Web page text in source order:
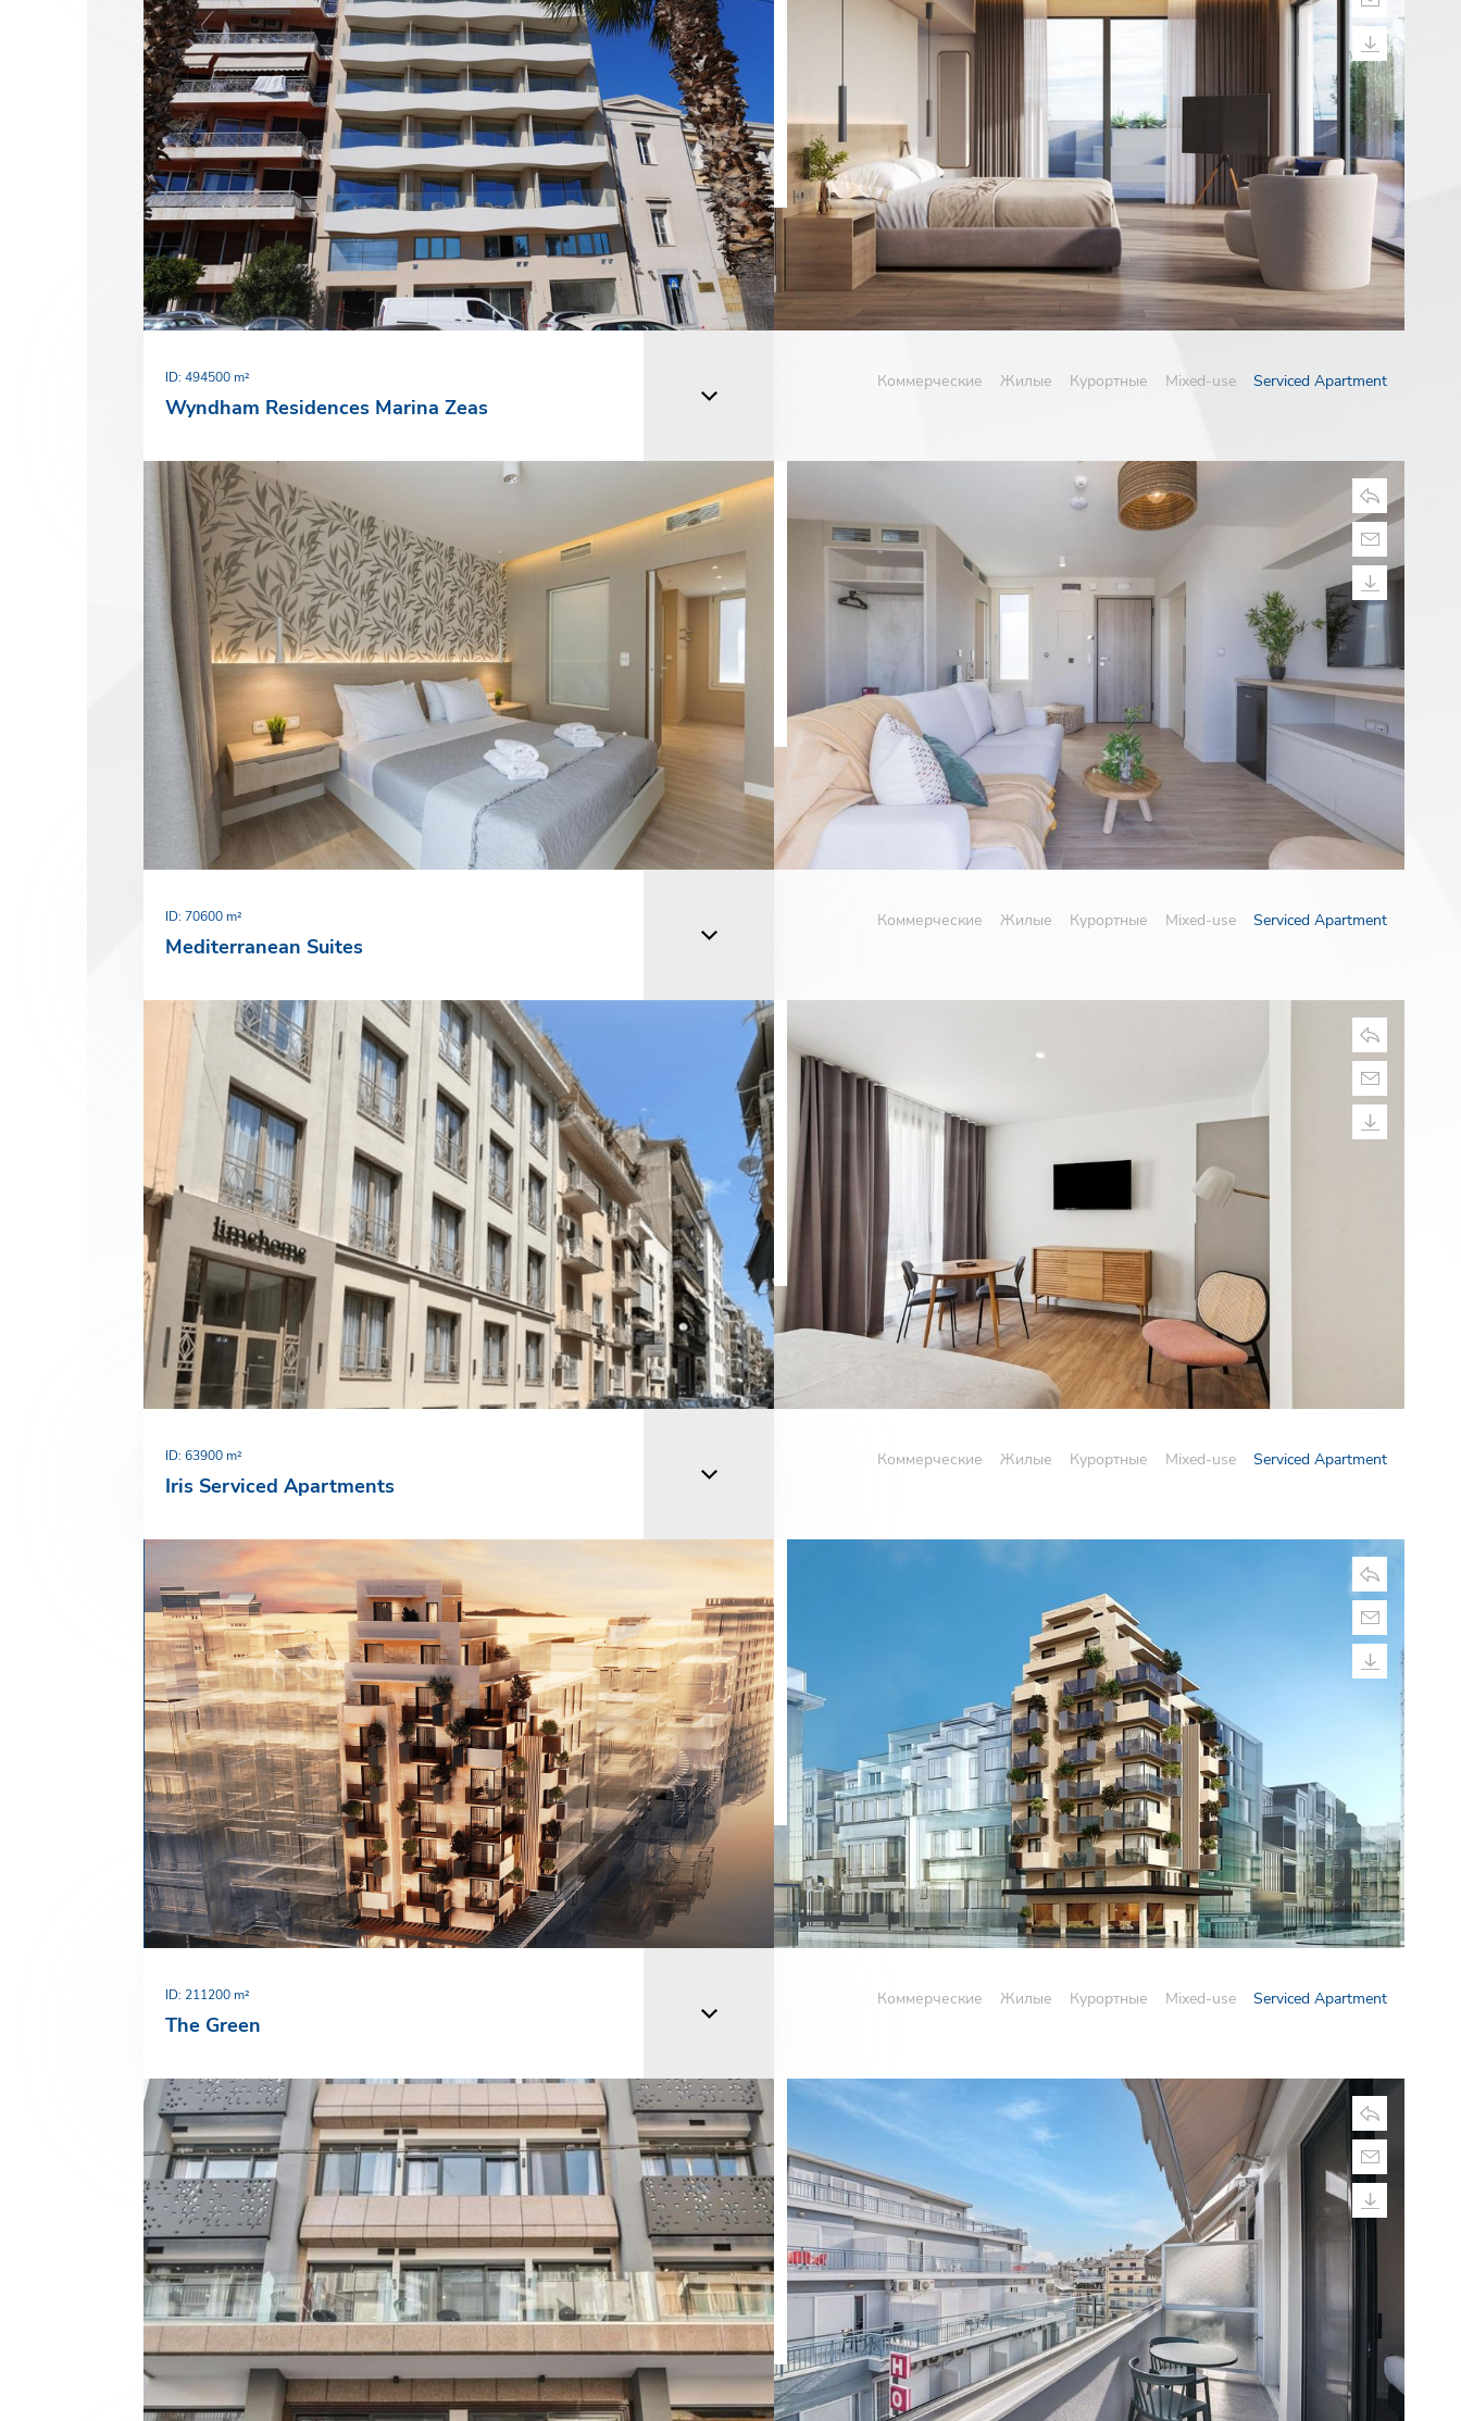
ID: 494500 m²
Wyndham Residences Marina Zeas
Коммерческие Жилые Курортные Mixed-use Serviced Apartment
ID: 70600 m²
Mediterranean Suites
Коммерческие Жилые Курортные Mixed-use Serviced Apartment
ID: 63900 m²
Iris Serviced Apartments
Коммерческие Жилые Курортные Mixed-use Serviced Apartment
ID: 211200 m²
The Green
Коммерческие Жилые Курортные Mixed-use Serviced Apartment
Ф.И.О.
Эл. адрес
I accept DKGprivacy policy
I wish to receive DKG Development news and updates
Отправить
Отправить